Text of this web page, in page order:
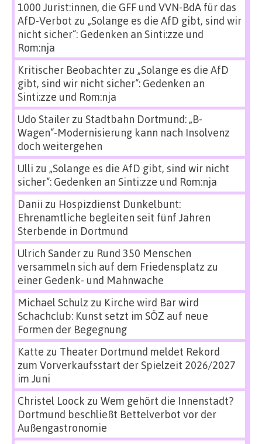
1000 Jurist:innen, die GFF und VVN-BdA für das
AfD-Verbot zu „Solange es die AfD gibt, sind wir
nicht sicher“: Gedenken an Sinti:zze und
Rom:nja
Kritischer Beobachterzu „Solange es die AfD
gibt, sind wir nicht sicher“: Gedenken an
Sinti:zze und Rom:nja
Udo Stailerzu Stadtbahn Dortmund: „B-
Wagen“-Modernisierung kann nach Insolvenz
doch weitergehen
Ulli zu „Solange es die AfD gibt, sind wir nicht
sicher“: Gedenken an Sinti:zze und Rom:nja
Danii zu Hospizdienst Dunkelbunt:
Ehrenamtliche begleiten seit fünf Jahren
Sterbende in Dortmund
Ulrich Sanderzu Rund 350 Menschen
versammeln sich auf dem Friedensplatz zu
einer Gedenk- und Mahnwache
Michael Schulz zu Kirche wird Bar wird
Schachclub: Kunst setzt im SÖZ auf neue
Formen der Begegnung
Katte zu Theater Dortmund meldet Rekord
zum Vorverkaufsstart der Spielzeit 2026/2027
im Juni
Christel Loock zu Wem gehört die Innenstadt?
Dortmund beschließt Bettelverbot vor der
Außengastronomie